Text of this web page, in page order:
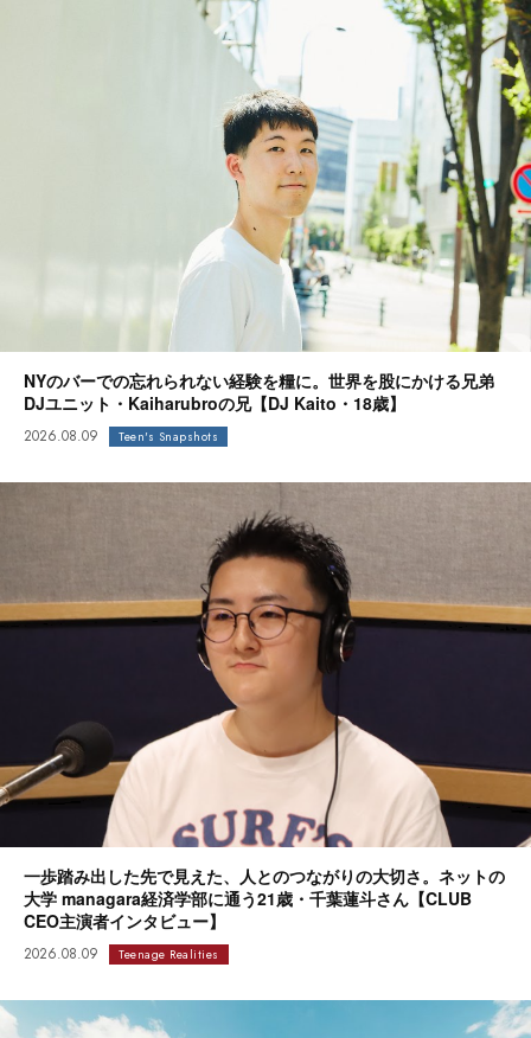
NYのバーでの忘れられない経験を糧に。世界を股にかける兄弟
DJユニット・Kaiharubroの兄【DJ Kaito・18歳】
2026.08.09 Teen's Snapshots
一歩踏み出した先で見えた、人とのつながりの大切さ。ネットの
大学 managara経済学部に通う21歳・千葉蓮斗さん【CLUB
CEO主演者インタビュー】
2026.08.09 Teenage Realities